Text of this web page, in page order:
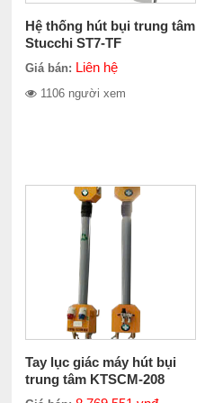
Hệ thống hút bụi trung tâm
Stucchi ST7-TF
Giá bán: Liên hệ
1106 người xem
Tay lục giác máy hút bụi
trung tâm KTSCM-208